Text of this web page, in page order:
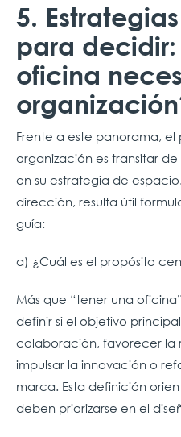
5.
para
oficina
Frente a este panorama,
organización es transitar
en su estrategia de
dirección, resulta útil
guía:
a) ¿Cuál es el propósito
Más que “tener una
definir si el objetivo
colaboración, favorecer la
impulsar la innovación o
marca. Esta definición
deben priorizarse en el